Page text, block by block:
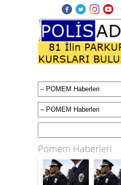
Pomem Haberleri